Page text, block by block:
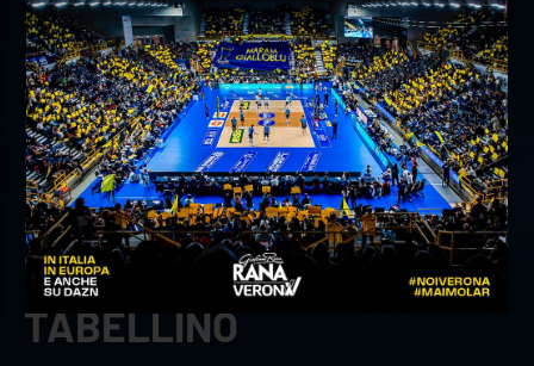
tocco di seconda intenzione di Spirito
mantengono l’equilibrio, poi Rychlicki manda i
suoi sul 17-15. Nuova parità con l’ace di
Dzavoronok, ma Michieletto è nuovamente
decisivo da seconda linea (21-19). Un primo
tempo e un muro vincenti di Mosca ridanno
speranza agli scaligeri. Infine, l’errore al servizio
di Dzavoronok chiude l’incontro (25-23).
TABELLINO